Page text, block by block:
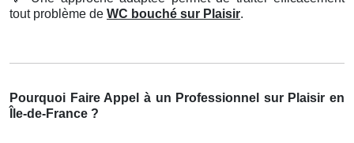
tout problème de WC bouché sur Plaisir.
Pourquoi Faire Appel à un Professionnel sur Plaisir en
Île-de-France ?